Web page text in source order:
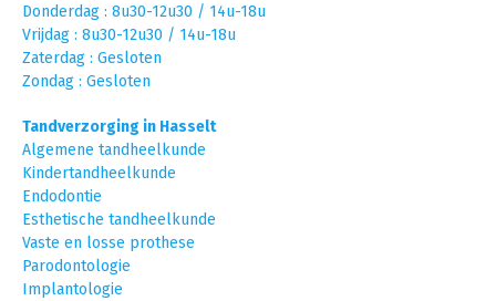
Donderdag : 8u30-12u30 / 14u-18u
Vrijdag : 8u30-12u30 / 14u-18u
Zaterdag : Gesloten
Zondag : Gesloten
Tandverzorging in Hasselt
Algemene tandheelkunde
Kindertandheelkunde
Endodontie
Esthetische tandheelkunde
Vaste en losse prothese
Parodontologie
Implantologie